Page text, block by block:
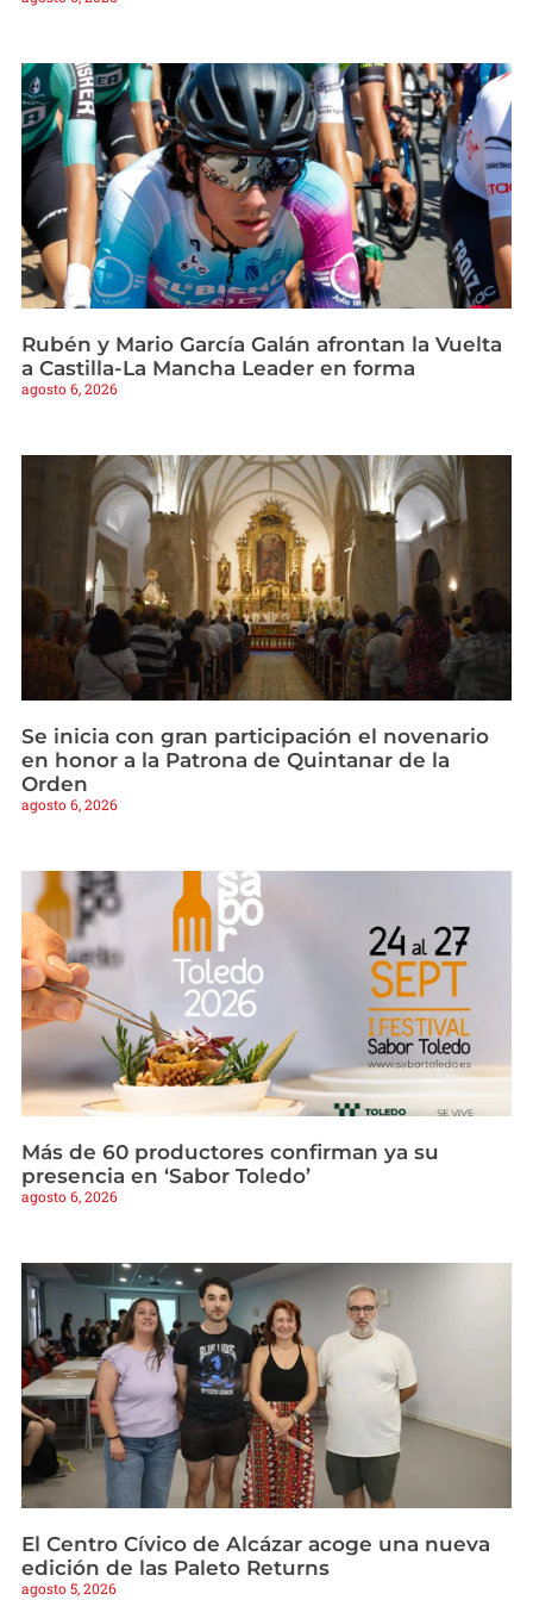
Rubén y Mario García Galán afrontan la Vuelta
a Castilla-La Mancha Leader en forma
agosto 6, 2026
Se inicia con gran participación el novenario
en honor a la Patrona de Quintanar de la
Orden
agosto 6, 2026
Más de 60 productores confirman ya su
presencia en ‘Sabor Toledo’
agosto 6, 2026
El Centro Cívico de Alcázar acoge una nueva
edición de las Paleto Returns
agosto 5, 2026